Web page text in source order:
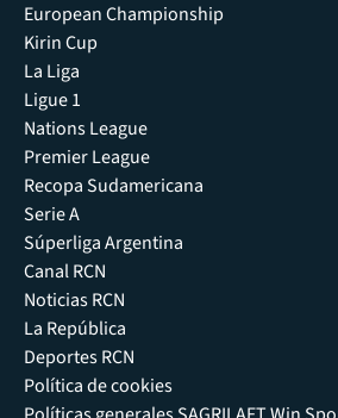
European Championship
Kirin Cup
La Liga
Ligue 1
Nations League
Premier League
Recopa Sudamericana
Serie A
Súperliga Argentina
Canal RCN
Noticias RCN
La República
Deportes RCN
Política de cookies